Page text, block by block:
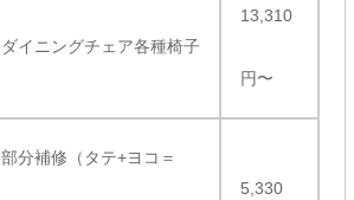
ダイニングチェア各種椅子
13,310
円〜
部分補修（タテ+ヨコ＝
5,330